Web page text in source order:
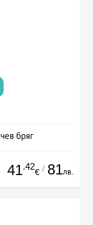
бряг
41.42
€ / 81лв.